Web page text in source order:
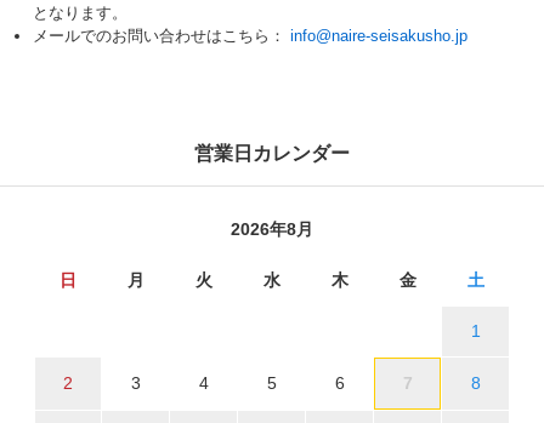
となります。
メールでのお問い合わせはこちら： info@naire-seisakusho.jp
営業日カレンダー
2026年8月
日 月 火 水 木 金 土
1
2 3 4 5 6 7 8